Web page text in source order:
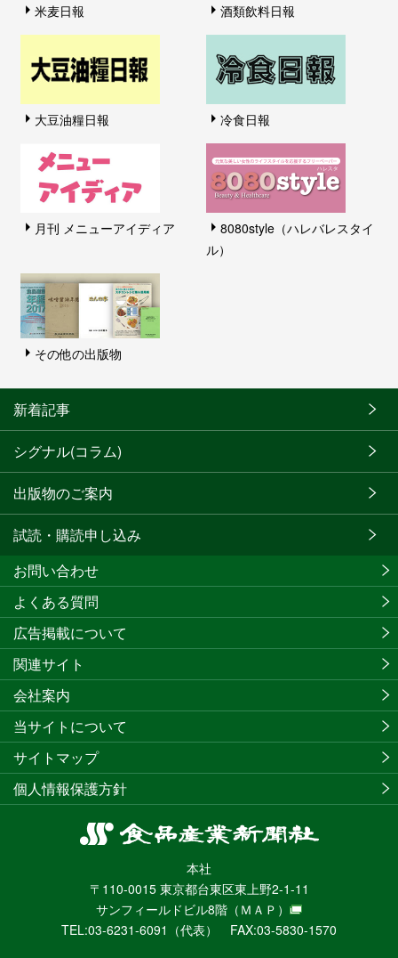
米麦日報 酒類飲料日報
大豆油糧日報 冷食日報
月刊 メニューアイディア
8080style（ハレバレスタイ
ル）
その他の出版物
新着記事
シグナル(コラム)
出版物のご案内
試読・購読申し込み
食
産
業
新
聞
本社
〒110-0015 東京都台東区東上野2-1-11
サンフィールドビル8階 （ＭＡＰ）
TEL:03-6231-6091（代表） FAX:03-5830-1570
お問い合わせ
よくある質問
広告掲載について
関連サイト
会社案内
当サイトについて
サイトマップ
個人情報保護方針